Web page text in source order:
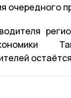
очередного